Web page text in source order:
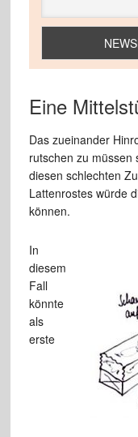
Eine
Das zueinander
rutschen zu müssen
diesen schlechten
Lattenrostes würde
können.
In
diesem
Fall
könnte
als
erste